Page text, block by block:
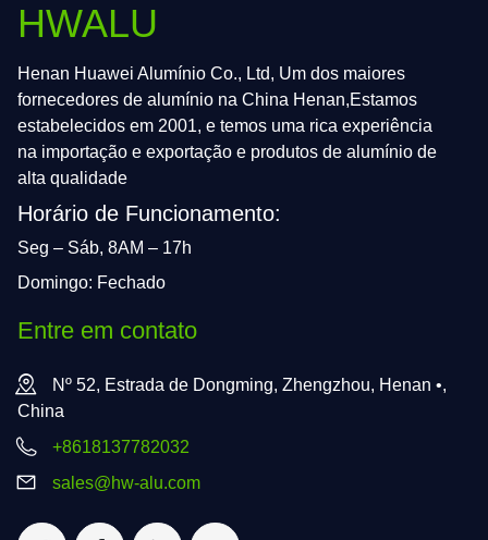
HWALU
Henan Huawei Alumínio Co., Ltd, Um dos maiores
fornecedores de alumínio na China Henan,Estamos
estabelecidos em 2001, e temos uma rica experiência
na importação e exportação e produtos de alumínio de
alta qualidade
Horário de Funcionamento:
Seg – Sáb, 8AM – 17h
Domingo: Fechado
Entre em contato
Nº 52, Estrada de Dongming, Zhengzhou, Henan •,
China
+8618137782032
sales@hw-alu.com